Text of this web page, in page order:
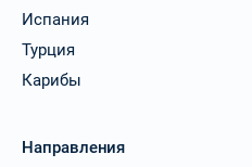
Испания
Турция
Карибы
Направления